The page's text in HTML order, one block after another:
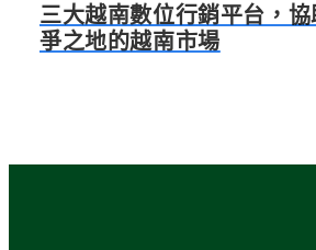
三大越南數位行銷平台，
爭之地的越南市場